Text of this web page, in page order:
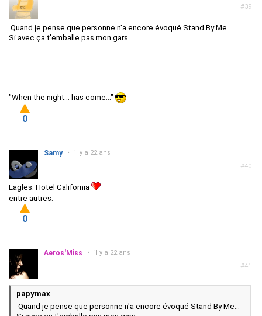
#39
Quand je pense que personne n'a encore évoqué Stand By Me...
Si avec ça t'emballe pas mon gars...
...
"When the night... has come..."
0
#40
Samy • il y a 22 ans
Eagles: Hotel California
entre autres.
0
#41
Aeros'Miss • il y a 22 ans
papymax
Quand je pense que personne n'a encore évoqué Stand By Me...